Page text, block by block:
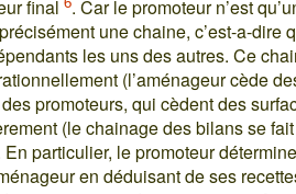
final . Car le promoteur n’est
une chaine, c’est-a-dire
les uns des autres. Ce
(l’aménageur cède
promoteurs, qui cèdent des
(le chainage des bilans se
particulier, le promoteur
en déduisant de ses